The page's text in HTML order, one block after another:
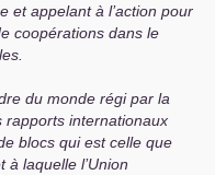
et appelant à l’action pour
coopérations dans le
du monde régi par la
rapports internationaux
blocs qui est celle que
laquelle l’Union